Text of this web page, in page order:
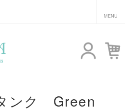
ンク Green